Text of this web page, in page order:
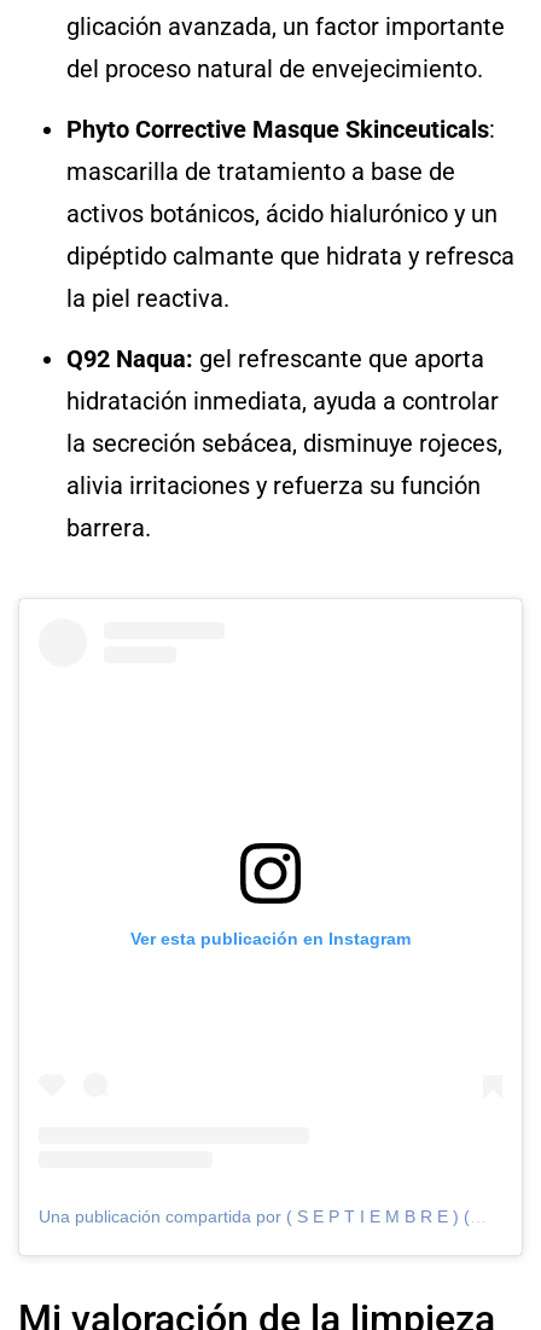
glicación avanzada, un factor importante
del proceso natural de envejecimiento.
Phyto Corrective Masque Skinceuticals:
mascarilla de tratamiento a base de
activos botánicos, ácido hialurónico y un
dipéptido calmante que hidrata y refresca
la piel reactiva.
Q92 Naqua: gel refrescante que aporta
hidratación inmediata, ayuda a controlar
la secreción sebácea, disminuye rojeces,
alivia irritaciones y refuerza su función
barrera.
Ver esta publicación en Instagram
Mi valoración de la limpieza